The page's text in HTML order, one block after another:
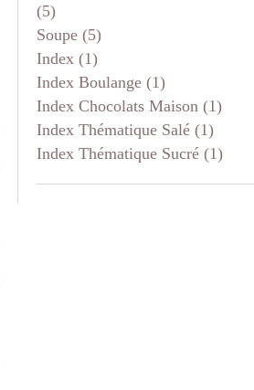
(5)
Soupe (5)
Index (1)
Index Boulange (1)
Index Chocolats Maison (1)
Index Thématique Salé (1)
Index Thématique Sucré (1)